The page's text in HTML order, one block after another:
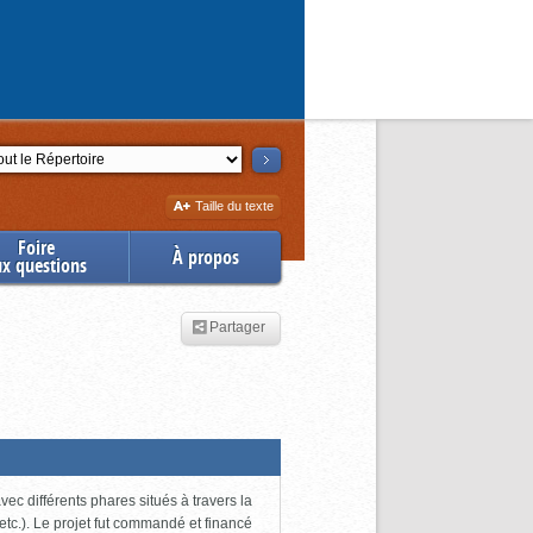
Augmenter
la
Taille du texte
Foire
questions À propos
Partager
différents phares situés à travers la
Le projet fut commandé et financé